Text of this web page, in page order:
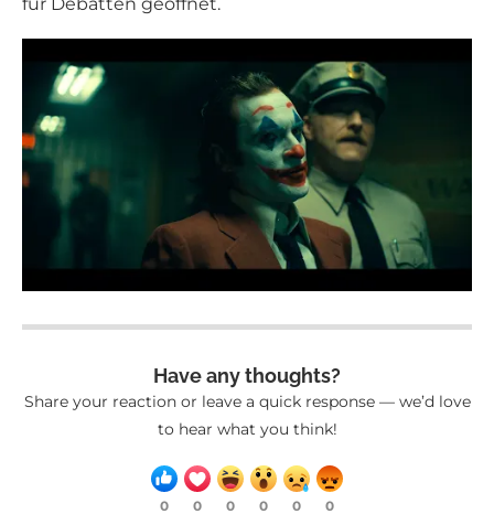
Have any thoughts?
Share your reaction or leave a quick response — we’d love
to hear what you think!
0 0 0 0 0 0